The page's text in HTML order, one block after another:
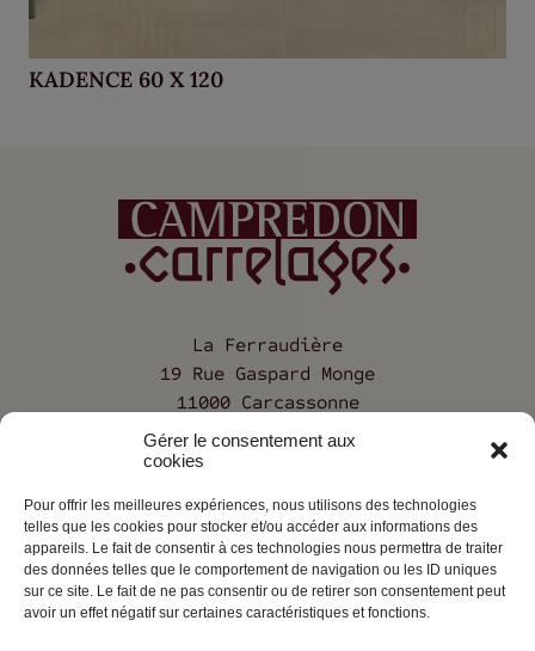
Gérer le consentement aux
cookies
Pour offrir les meilleures expériences, nous utilisons des technologies
telles que les cookies pour stocker et/ou accéder aux informations des
appareils. Le fait de consentir à ces technologies nous permettra de traiter
des données telles que le comportement de navigation ou les ID uniques
sur ce site. Le fait de ne pas consentir ou de retirer son consentement peut
avoir un effet négatif sur certaines caractéristiques et fonctions.
KADENCE 60 X 120
La Ferraudière
19 Rue Gaspard Monge
11000 Carcassonne
04 68 25 12 68
Société
Contact
Mentions légales